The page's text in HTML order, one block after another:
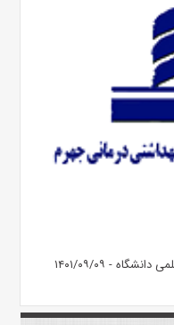
- ۱۴۰۱/۰۹/۰۹